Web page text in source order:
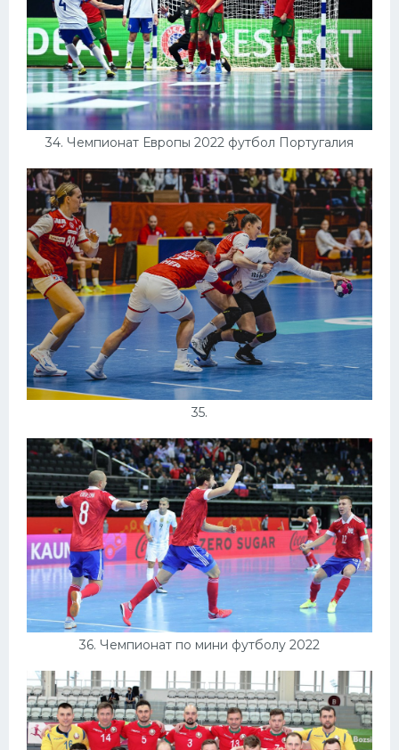
34. Чемпионат Европы 2022 футбол Португалия
35.
36. Чемпионат по мини футболу 2022